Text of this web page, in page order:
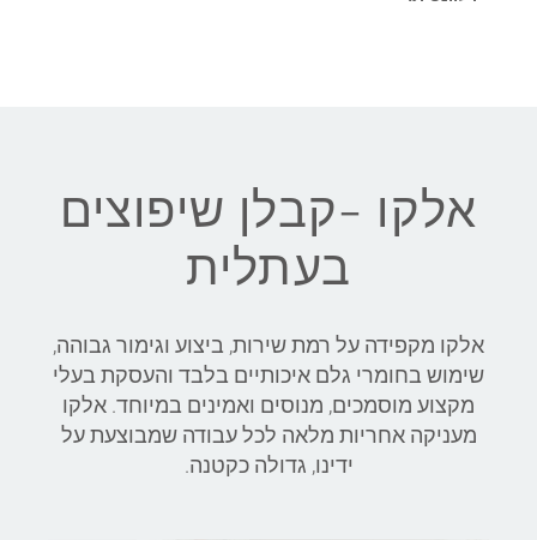
אלקו -קבלן שיפוצים
בעתלית
אלקו מקפידה על רמת שירות, ביצוע וגימור גבוהה,
שימוש בחומרי גלם איכותיים בלבד והעסקת בעלי
מקצוע מוסמכים, מנוסים ואמינים במיוחד. אלקו
מעניקה אחריות מלאה לכל עבודה שמבוצעת על
ידינו, גדולה כקטנה.